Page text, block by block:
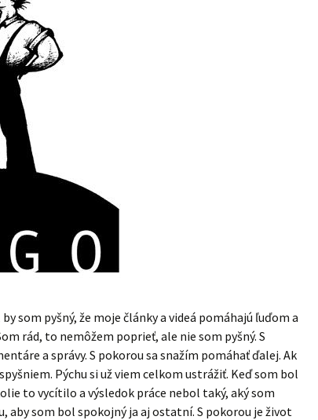
som pyšný, že moje články a videá pomáhajú ľuďom a
rád, to nemôžem poprieť, ale nie som pyšný. S
a správy. S pokorou sa snažím pomáhať ďalej. Ak
Pýchu si už viem celkom ustrážiť. Keď som bol
to vycítilo a výsledok práce nebol taký, aký som
aby som bol spokojný ja aj ostatní. S pokorou je život